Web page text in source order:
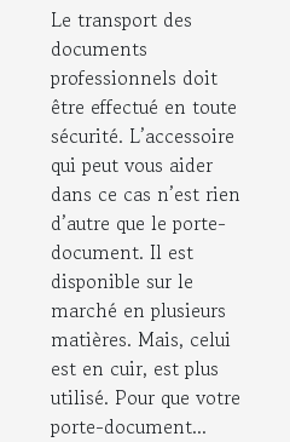
Le transport des
documents
professionnels doit
être effectué en toute
sécurité. L’accessoire
qui peut vous aider
dans ce cas n’est rien
d’autre que le porte-
document. Il est
disponible sur le
marché en plusieurs
matières. Mais, celui
est en cuir, est plus
utilisé. Pour que votre
porte-document...